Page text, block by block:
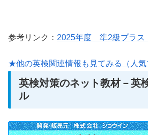
参考リンク： 2025年度 準2級プラス
★他の英検関連情報も見てみる（人気
英検対策のネット教材－英
ル